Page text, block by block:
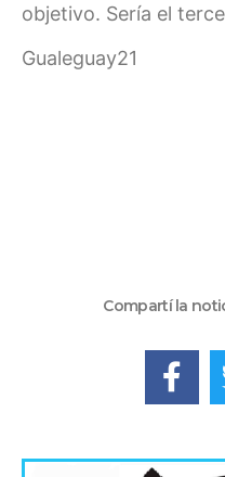
objetivo. Sería el
Gualeguay21
Compartí la